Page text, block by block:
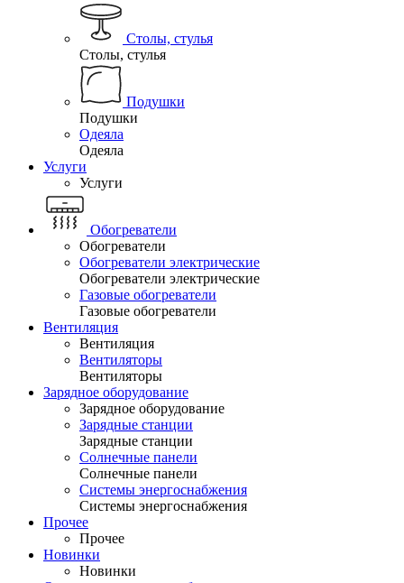
Столы, стулья
Столы, стулья
Подушки
Подушки
Одеяла
Одеяла
Услуги
Услуги
Обогреватели
Обогреватели
Обогреватели электрические
Обогреватели электрические
Газовые обогреватели
Газовые обогреватели
Вентиляция
Вентиляция
Вентиляторы
Вентиляторы
Зарядное оборудование
Зарядное оборудование
Зарядные станции
Зарядные станции
Солнечные панели
Солнечные панели
Системы энергоснабжения
Системы энергоснабжения
Прочее
Прочее
Новинки
Новинки